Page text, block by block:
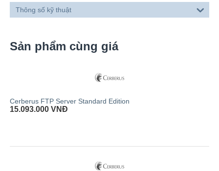
Thông số kỹ thuật
Sản phẩm cùng giá
Cerberus FTP Server Standard Edition
15.093.000 VNĐ